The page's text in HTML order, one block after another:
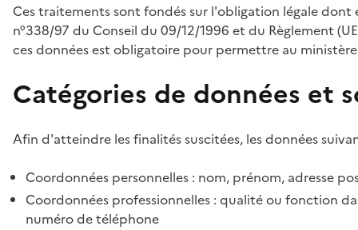
Ces traitements sont fondés sur l'obligation légale
n°338/97 du Conseil du 09/12/1996 et du Règlement
ces données est obligatoire pour permettre au
Catégories de données et
Afin d'atteindre les finalités suscitées, les données
Coordonnées personnelles : nom, prénom, adresse
Coordonnées professionnelles : qualité ou fonction
numéro de téléphone